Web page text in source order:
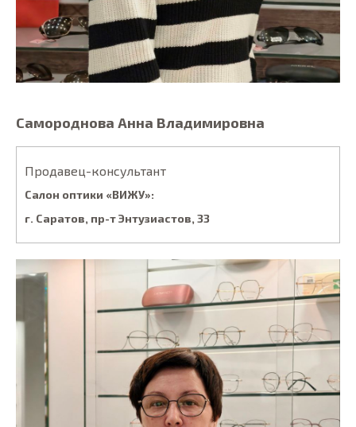
Самороднова Анна Владимировна
Продавец-консультант
Салон оптики «ВИЖУ»:
г. Саратов, пp-т Энтузиacтoв, 33